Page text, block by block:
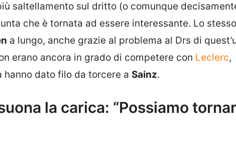
saltellamento sul dritto (o comunque
che è tornata ad essere interessante. Lo stesso
a lungo, anche grazie al problema al Drs di
erano ancora in grado di competere con Leclerc,
dato filo da torcere a Sainz.
la carica: “Possiamo